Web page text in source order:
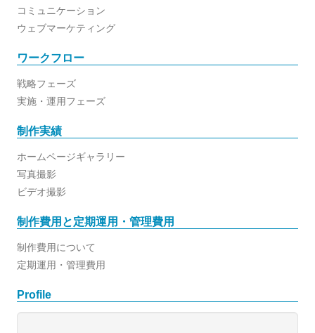
コミュニケーション
ウェブマーケティング
ワークフロー
戦略フェーズ
実施・運用フェーズ
制作実績
ホームページギャラリー
写真撮影
ビデオ撮影
制作費用と定期運用・管理費用
制作費用について
定期運用・管理費用
Profile